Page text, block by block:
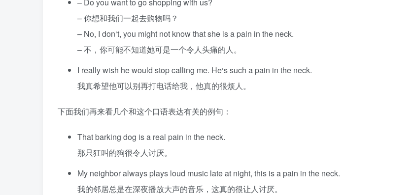
– 你想和我们一起去购物吗？
– No, I don‘t, you might not know that she is a pain in the neck.
– 不，你可能不知道她可是一个令人头痛的人。
I really wish he would stop calling me. He‘s such a pain in the neck.
我真希望他可以别再打电话给我，他真的很烦人。
下面我们再来看几个和这个口语表达有关的例句：
That barking dog is a real pain in the neck.
那只狂叫的狗很令人讨厌。
My neighbor always plays loud music late at night, this is a pain in the neck.
我的邻居总是在深夜播放大声的音乐，这真的很让人讨厌。